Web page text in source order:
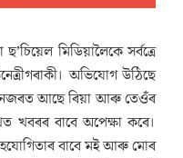
মিডিয়ালৈকে সৰ্বত্ৰে
অভিযোগ উঠিছে
নজৰত আছে ৰিয়া আৰু তেওঁৰ
খবৰৰ বাবে অপেক্ষা কৰে।
বাবে মই আৰু মোৰ